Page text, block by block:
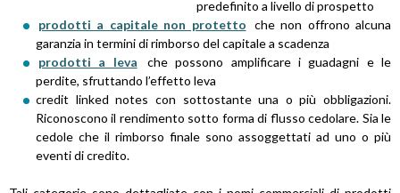
predefinito a livello di prospetto
prodotti a capitale non protetto che non offrono alcuna
garanzia in termini di rimborso del capitale a scadenza
prodotti a leva
che possono amplificare i guadagni e le
perdite, sfruttando l’effetto leva
credit linked notes con sottostante una o più obbligazioni.
Riconoscono il rendimento sotto forma di flusso cedolare. Sia le
cedole che il rimborso finale sono assoggettati ad uno o più
eventi di credito.